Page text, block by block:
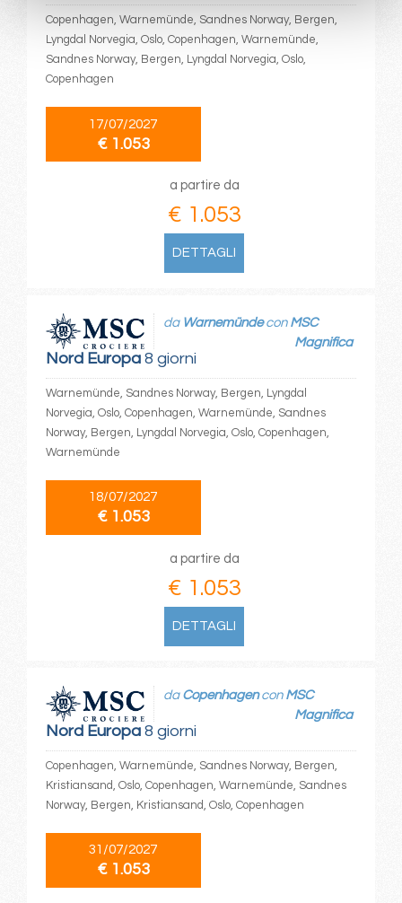
Copenhagen, Warnemünde, Sandnes Norway, Bergen,
Lyngdal Norvegia, Oslo, Copenhagen, Warnemünde,
Sandnes Norway, Bergen, Lyngdal Norvegia, Oslo,
Copenhagen
17/07/2027
€ 1.053
a partire da
€ 1.053
DETTAGLI
Nord Europa8 giorni
da Warnemündecon MSC
Magnifica
Warnemünde, Sandnes Norway, Bergen, Lyngdal
Norvegia, Oslo, Copenhagen, Warnemünde, Sandnes
Norway, Bergen, Lyngdal Norvegia, Oslo, Copenhagen,
Warnemünde
18/07/2027
€ 1.053
a partire da
€ 1.053
DETTAGLI
Nord Europa8 giorni
da Copenhagencon MSC
Magnifica
Copenhagen, Warnemünde, Sandnes Norway, Bergen,
Kristiansand, Oslo, Copenhagen, Warnemünde, Sandnes
Norway, Bergen, Kristiansand, Oslo, Copenhagen
31/07/2027
€ 1.053